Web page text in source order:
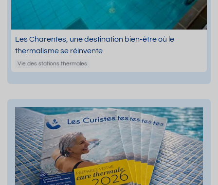
Les Charentes, une destination bien-être où le
thermalisme se réinvente
Vie des stations thermales